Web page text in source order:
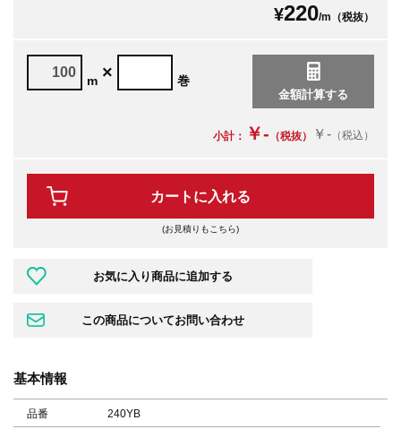
¥220/m（税抜）
m × 巻
小計： ￥- （税抜） ￥- （税込）
カートに入れる
(お見積りもこちら)
基本情報
品番 240YB